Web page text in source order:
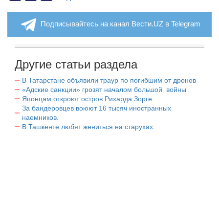
Подписывайтесь на канал Вести.UZ в Telegram
Другие статьи раздела
В Татарстане объявили траур по погибшим от дронов
«Адские санкции» грозят началом большой войны
Японцам откроют остров Рихарда Зорге
За бандеровцев воюют 16 тысяч иностранных
наемников.
В Ташкенте любят жениться на старухах.